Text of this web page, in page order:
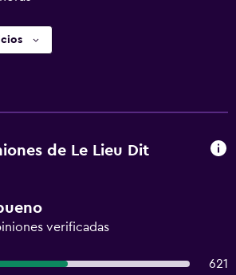
de Le Lieu Dit
verificadas
621